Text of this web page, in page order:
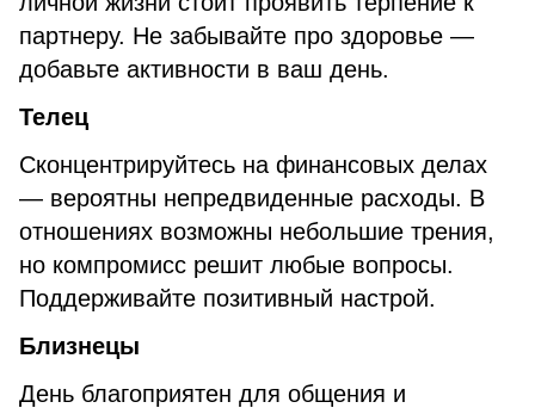
партнеру. Не забывайте про здоровье —
добавьте активности в ваш день.
Телец
Сконцентрируйтесь на финансовых делах
— вероятны непредвиденные расходы. В
отношениях возможны небольшие трения,
но компромисс решит любые вопросы.
Поддерживайте позитивный настрой.
Близнецы
День благоприятен для общения и